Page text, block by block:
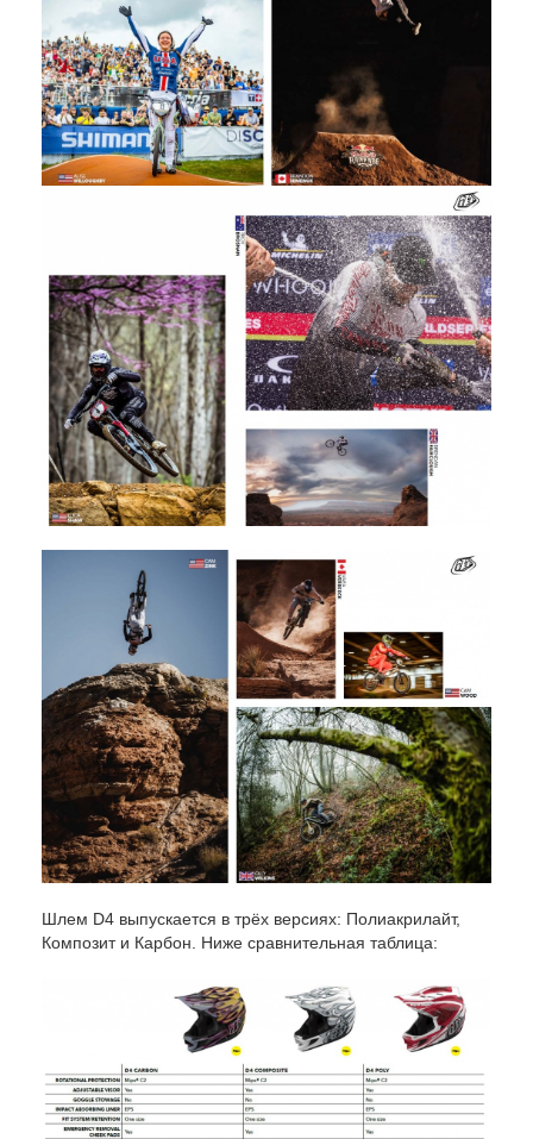
Шлем D4 выпускается в трёх версиях: Полиакрилайт,
Композит и Карбон. Ниже сравнительная таблица: